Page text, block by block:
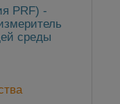
PRF) -
среды